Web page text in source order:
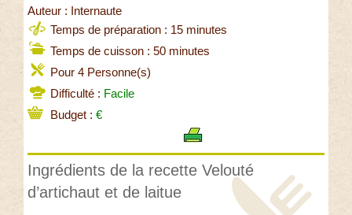
Auteur : Internaute
Temps de préparation : 15 minutes
Temps de cuisson : 50 minutes
Pour 4 Personne(s)
Difficulté : Facile
Budget : €
Ingrédients de la recette Velouté
d’artichaut et de laitue